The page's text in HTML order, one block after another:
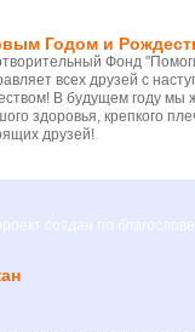
Годом и
Фонд
всех друзей с
В будущем году
здоровья, крепкого
друзей!
создан по